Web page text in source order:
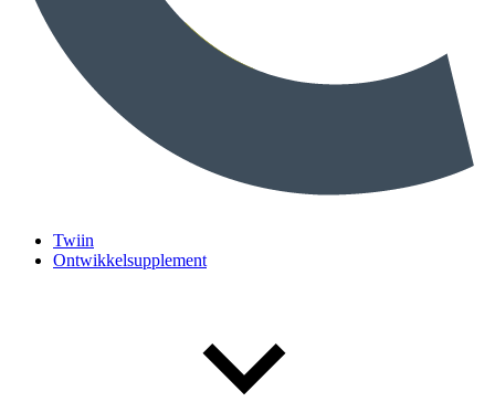
Twiin
Ontwikkelsupplement